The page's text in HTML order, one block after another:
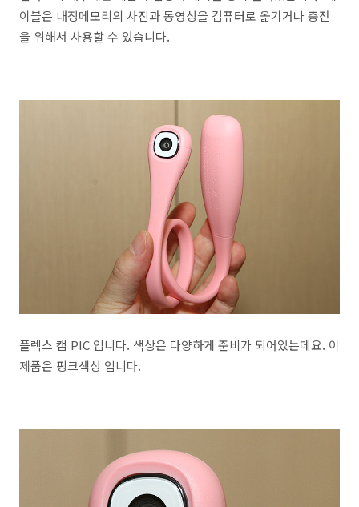
이블은 내장메모리의 사진과 동영상을 컴퓨터로 옮기거나 충전
을 위해서 사용할 수 있습니다.
플렉스 캠 PIC 입니다. 색상은 다양하게 준비가 되어있는데요. 이
제품은 핑크색상 입니다.